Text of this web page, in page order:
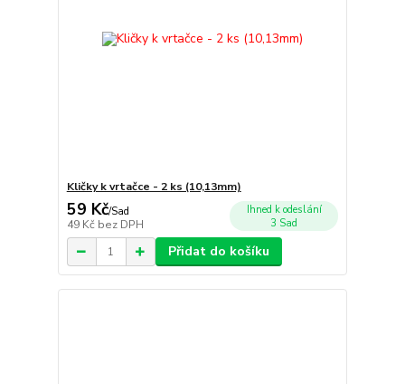
Kličky k vrtačce - 2 ks (10,13mm)
59 Kč/Sad
49 Kč bez DPH
Ihned k odeslání
3 Sad
Přidat do košíku